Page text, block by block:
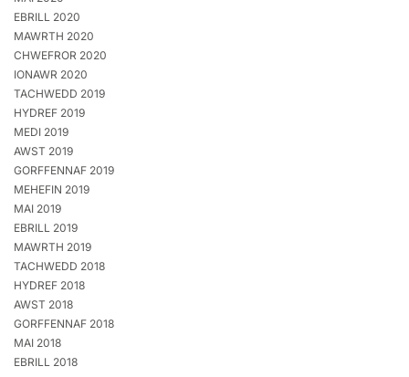
EBRILL 2020
MAWRTH 2020
CHWEFROR 2020
IONAWR 2020
TACHWEDD 2019
HYDREF 2019
MEDI 2019
AWST 2019
GORFFENNAF 2019
MEHEFIN 2019
MAI 2019
EBRILL 2019
MAWRTH 2019
TACHWEDD 2018
HYDREF 2018
AWST 2018
GORFFENNAF 2018
MAI 2018
EBRILL 2018